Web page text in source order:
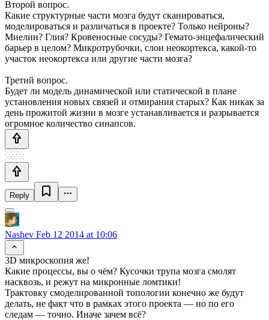
Второй вопрос.
Какие структурные части мозга будут сканироваться,
моделироваться и различаться в проекте? Только нейроны?
Миелин? Глия? Кровеносные сосуды? Гемато-энцефалический
барьер в целом? Микротрубочки, слои неокортекса, какой-то
участок неокортекса или другие части мозга?
Третий вопрос.
Будет ли модель динамической или статической в плане
установления новых связей и отмирания старых? Как никак за
день прожитой жизни в мозге устанавливается и разрывается
огромное количество синапсов.
Reply
Nashev Feb 12 2014 at 10:06
3D микроскопия же!
Какие процессы, вы о чём? Кусочки трупа мозга смолят
насквозь, и режут на микронные ломтики!
Трактовку смоделированной топологии конечно же будут
делать, не факт что в рамках этого проекта — но по его
следам — точно. Иначе зачем всё?